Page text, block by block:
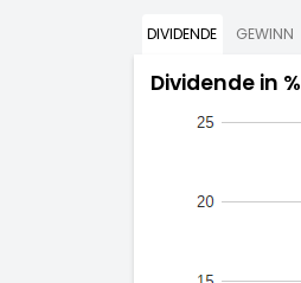
DIVIDENDE GEWINN
Dividende in %